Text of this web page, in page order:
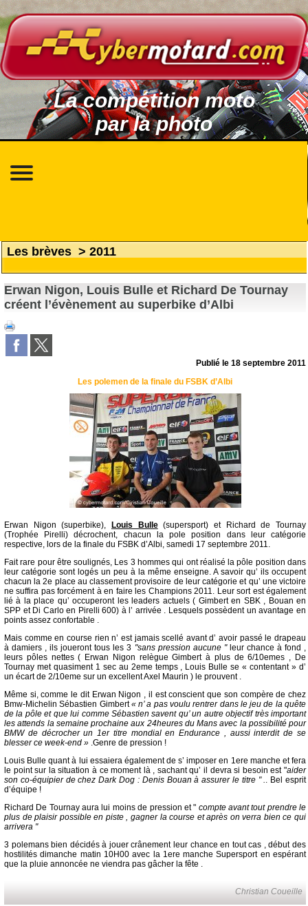
La compétition moto
par la photo
Les brèves > 2011
Erwan Nigon, Louis Bulle et Richard De Tournay
créent l’évènement au superbike d’Albi
Publié le18 septembre 2011
Les polemen de la finale du FSBK d’Albi
Erwan Nigon (superbike), Louis Bulle(supersport) et Richard de Tournay
(Trophée Pirelli) décrochent, chacun la pole position dans leur catégorie
respective, lors de la finale du FSBK d’Albi, samedi 17 septembre 2011.
Fait rare pour être soulignés, Les 3 hommes qui ont réalisé la pôle position dans
leur catégorie sont logés un peu à la même enseigne. A savoir qu’ ils occupent
chacun la 2e place au classement provisoire de leur catégorie et qu’ une victoire
ne suffira pas forcément à en faire les Champions 2011. Leur sort est également
lié à la place qu’ occuperont les leaders actuels ( Gimbert en SBK , Bouan en
SPP et Di Carlo en Pirelli 600) à l’ arrivée . Lesquels possèdent un avantage en
points assez confortable .
Mais comme en course rien n’ est jamais scellé avant d’ avoir passé le drapeau
à damiers , ils joueront tous les 3 "sans pression aucune " leur chance à fond ,
leurs pôles nettes ( Erwan Nigon relègue Gimbert à plus de 6/10emes , De
Tournay met quasiment 1 sec au 2eme temps , Louis Bulle se « contentant » d’
un écart de 2/10eme sur un excellent Axel Maurin ) le prouvent .
Même si, comme le dit Erwan Nigon , il est conscient que son compère de chez
Bmw-Michelin Sébastien Gimbert« n’ a pas voulu rentrer dans le jeu de la quête
de la pôle et que lui comme Sébastien savent qu’ un autre objectif très important
les attends la semaine prochaine aux 24heures du Mans avec la possibilité pour
BMW de décrocher un 1er titre mondial en Endurance , aussi interdit de se
blesser ce week-end » .Genre de pression !
Louis Bulle quant à lui essaiera également de s’ imposer en 1ere manche et fera
le point sur la situation à ce moment là , sachant qu’ il devra si besoin est "aider
son co-équipier de chez Dark Dog : Denis Bouan à assurer le titre " .. Bel esprit
d’équipe !
Richard De Tournay aura lui moins de pression et " compte avant tout prendre le
plus de plaisir possible en piste , gagner la course et après on verra bien ce qui
arrivera "
3 polemans bien décidés à jouer crânement leur chance en tout cas , début des
hostilités dimanche matin 10H00 avec la 1ere manche Supersport en espérant
que la pluie annoncée ne viendra pas gâcher la fête .
Christian Coueille